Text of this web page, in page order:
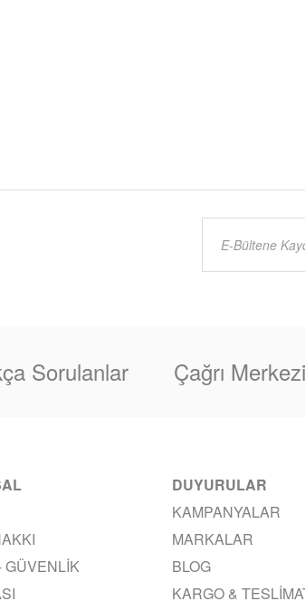
Sorulanlar Çağrı Merkezi
GÜVENLIK
DUYURULAR
KAMPANYALAR
MARKALAR
BLOG
KARGO &